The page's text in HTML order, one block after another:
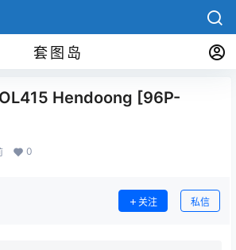
套图岛
Hendoong [96P-
0
关注 私信